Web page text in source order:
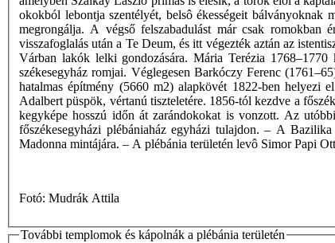
okokból lebontja szentélyét, belsô ékességeit bálványoknak
megrongálja. A végső felszabadulást már csak
visszafoglalás után a Te Deum, és itt végezték aztán az
Várban lakók lelki gondozására. Mária Terézia
székesegyház romjai. Véglegesen Barkóczy Ferenc
hatalmas építmény (5660 m2) alapkövét 1822-ben helyezi
Adalbert püspök, vértanú tiszteletére. 1856-tól kezdve a
kegyképe hosszú időn át zarándokokat is vonzott. Az
főszékesegyházi plébániaház egyházi tulajdon. – A
Madonna mintájára. – A plébánia területén levô Simor Papi
Fotó: Mudrák Attila
További templomok és kápolnák a plébánia területén